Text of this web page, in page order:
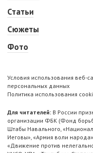
Статьи
Сюжеты
Фото
Условия использования веб-
персональных данных
Политика использования
Для читателей: В России
организации ФБК (Фонд
Штабы Навального,
Иеговы», «Армия воли
«Движение против